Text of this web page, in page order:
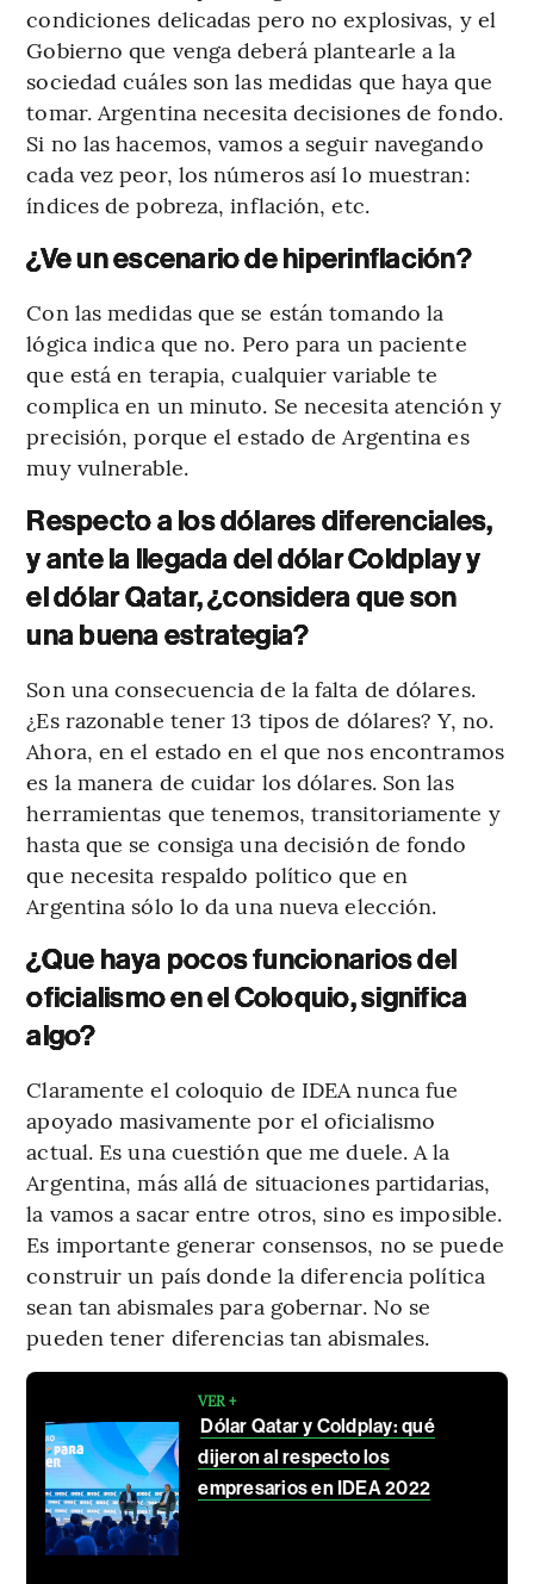
condiciones delicadas pero no explosivas, y el
Gobierno que venga deberá plantearle a la
sociedad cuáles son las medidas que haya que
tomar. Argentina necesita decisiones de fondo.
Si no las hacemos, vamos a seguir navegando
cada vez peor, los números así lo muestran:
índices de pobreza, inflación, etc.
¿Ve un escenario de hiperinflación?
Con las medidas que se están tomando la
lógica indica que no. Pero para un paciente
que está en terapia, cualquier variable te
complica en un minuto. Se necesita atención y
precisión, porque el estado de Argentina es
muy vulnerable.
Respecto a los dólares diferenciales,
y ante la llegada del dólar Coldplay y
el dólar Qatar, ¿considera que son
una buena estrategia?
Son una consecuencia de la falta de dólares.
¿Es razonable tener 13 tipos de dólares? Y, no.
Ahora, en el estado en el que nos encontramos
es la manera de cuidar los dólares. Son las
herramientas que tenemos, transitoriamente y
hasta que se consiga una decisión de fondo
que necesita respaldo político que en
Argentina sólo lo da una nueva elección.
¿Que haya pocos funcionarios del
oficialismo en el Coloquio, significa
algo?
Claramente el coloquio de IDEA nunca fue
apoyado masivamente por el oficialismo
actual. Es una cuestión que me duele. A la
Argentina, más allá de situaciones partidarias,
la vamos a sacar entre otros, sino es imposible.
Es importante generar consensos, no se puede
construir un país donde la diferencia política
sean tan abismales para gobernar. No se
pueden tener diferencias tan abismales.
VER +
Dólar Qatar y Coldplay: qué
dijeron al respecto los
empresarios en IDEA 2022